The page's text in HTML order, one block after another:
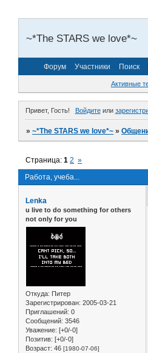
~*The STARS we love*~
Форум Участники Поиск
Активные
Привет, Гость! Войдитеили
»~*The STARS we love*~ »
Работа, учеба...
Страница:1 2 »
Lenka
u live to do something for others
not only for you
Откуда: Питер
Зарегистрирован: 2005-03-21
Приглашений: 0
Сообщений: 3546
Уважение: [+0/-0]
Позитив: [+0/-0]
Возраст: 46 [1980-07-06]